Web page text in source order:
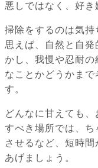
悪しではなく、好き
掃除をするのは気持
思えば、自然と自
かし、我慢や忍耐
なことかどうかま
す。
どんなに甘えても
すべき場所では、
させるなど、短時
あげましょう。